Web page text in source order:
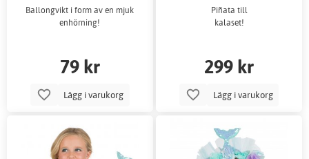
Ballongvikt i form av en mjuk
enhörning!
79 kr
Lägg i varukorg
Piñata till
kalaset!
299 kr
Lägg i varukorg